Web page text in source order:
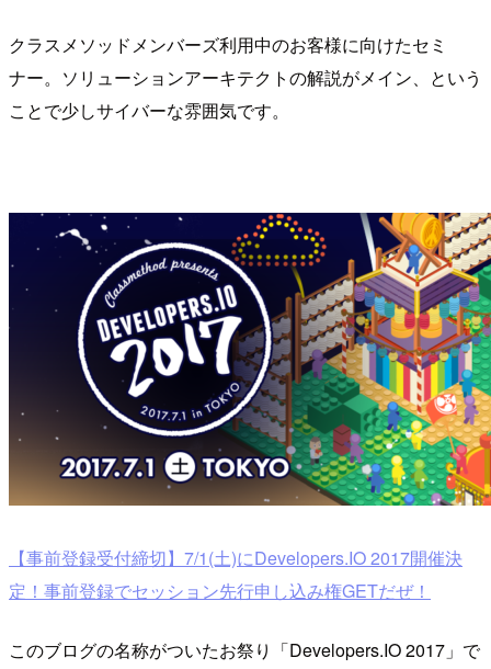
クラスメソッドメンバーズ利用中のお客様に向けたセミ
ナー。ソリューションアーキテクトの解説がメイン、という
ことで少しサイバーな雰囲気です。
【事前登録受付締切】7/1(土)にDevelopers.IO 2017開催決
定！事前登録でセッション先行申し込み権GETだぜ！
このブログの名称がついたお祭り「Developers.IO 2017」で